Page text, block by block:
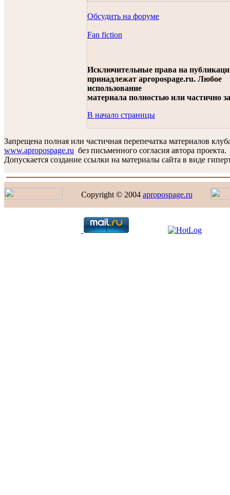
Обсудить на форуме
Fan fiction
Исключительные права на
принадлежат apropospage.ru. Любое
использование
материала полностью или частично
В начало страницы
Запрещена полная или частичная перепечатка материалов
www.apropospage.ru без письменного согласия автора проекта.
Допускается создание ссылки на материалы сайта в виде
Copyright © 2004 apropospage.ru